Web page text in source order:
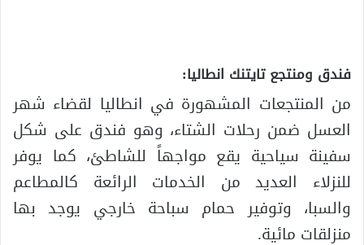
فندق ومنتجع تايتنك انطاليا:
من المنتجعات المشهورة في انطاليا لقضاء شهر
العسل ضمن رحلات الشتاء، وهو فندق على شكل
سفينة سياحية يقع مواجهاً للشاطئ، كما يوفر
للنزلاء العديد من الخدمات الرائعة كالمطاعم
والسبا، وتوفير حمام سباحة خارجي يوجد بها
منزلقات مائية.